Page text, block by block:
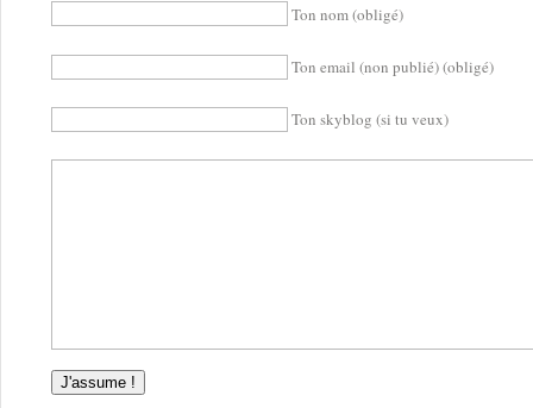
Ton nom (obligé)
Ton email (non publié) (obligé)
Ton skyblog (si tu veux)